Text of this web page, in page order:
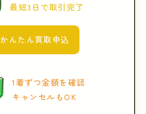
最短3日で取引完了
かんたん買取申込
1着ずつ金額を確認
キャンセルもOK